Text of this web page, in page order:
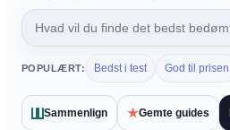
POPULÆRT: Bedst i test God til prisen
Sammenlign ★Gemte guides